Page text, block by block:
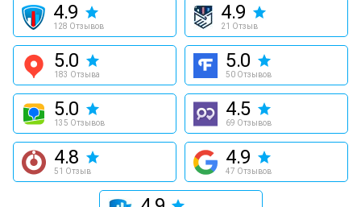
4.9
128 Отзывов
4.9
21 Отзыв
5.0
183 Отзыва
5.0
50 Отзывов
5.0
135 Отзывов
4.5
69 Отзывов
4.8
51 Отзыв
4.9
47 Отзывов